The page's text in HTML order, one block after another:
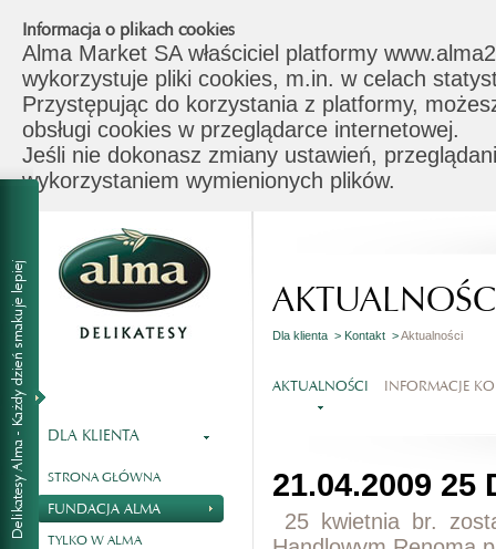
Informacja o plikach cookies
Alma Market SA właściciel platformy
wykorzystuje pliki cookies, m.in. w celach
Przystępując do korzystania z platformy,
obsługi cookies w przeglądarce internetowej.
Jeśli nie dokonasz zmiany ustawień,
wykorzystaniem wymienionych plików.
DLA KLIENTA
STRONA GŁÓWNA
FUNDACJA ALMA
TYLKO W ALMA
Dla klienta > Kontakt >Aktualności
AKTUALNOŚCI INFORMACJE
21.04.2009 25
25 kwietnia br.